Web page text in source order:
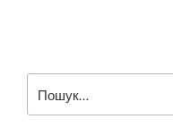
за